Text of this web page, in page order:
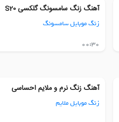
آهنگ زنگ سامسونگ گلکسی S20
زنگ موبایل سامسونگ
00:30
آهنگ زنگ نرم و ملایم احساسی
زنگ موبایل ملایم